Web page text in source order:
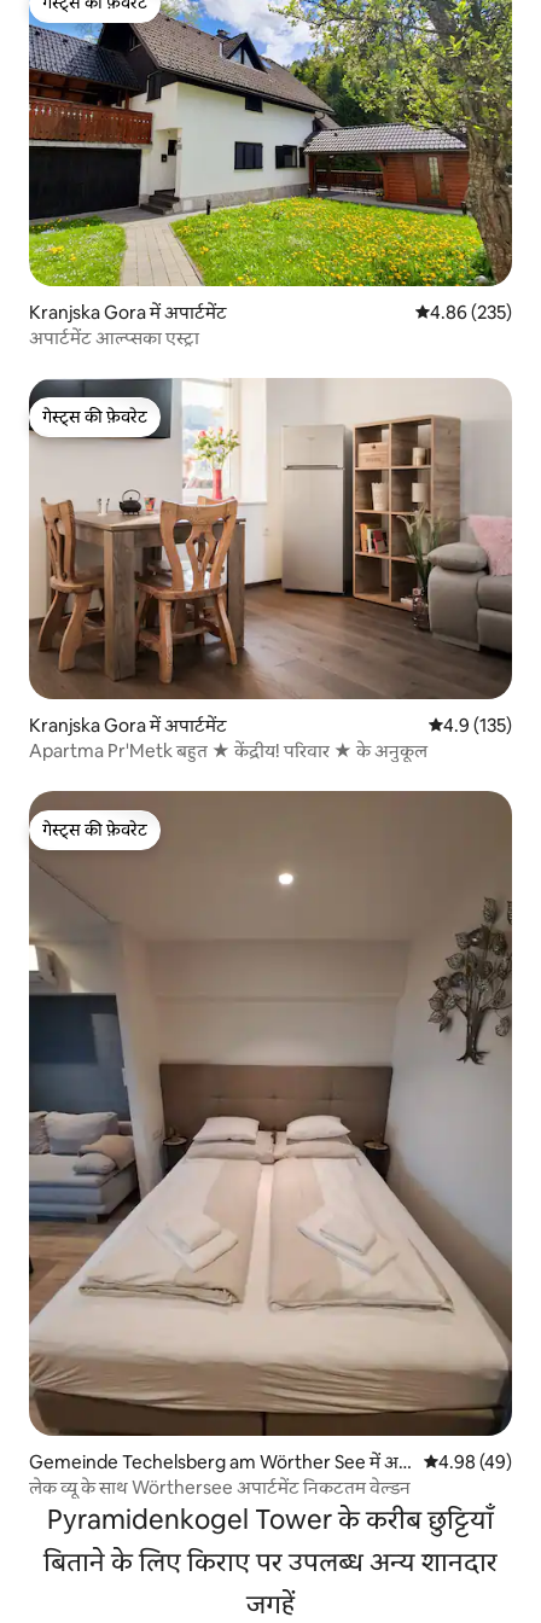
गेस्ट्स की फ़ेवरेट
Kranjska Gora में अपार्टमेंट औसत रेटिंग 5 में से
4.86 (235)
अपार्टमेंट आल्प्सका एस्ट्रा
गेस्ट्स की फ़ेवरेट
गेस्ट्स की फ़ेवरेट
Kranjska Gora में अपार्टमेंट औसत रेटिंग 5 में
4.9 (135)
Apartma Pr'Metk बहुत ★ केंद्रीय! परिवार ★ के अनुकूल
गेस्ट्स की फ़ेवरेट
गेस्ट्स की फ़ेवरेट
Gemeinde Techelsberg am Wörther See में अ
पार्टमेंट
औसत रेटिंग 5 में
4.98 (49)
लेक व्यू के साथ Wörthersee अपार्टमेंट निकटतम वेल्डन
Pyramidenkogel Tower के करीब छुट्टियाँ
बिताने के लिए किराए पर उपलब्ध अन्य शानदार
जगहें